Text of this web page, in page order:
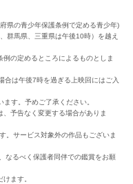
県の青少年保護条例で定める青少年)
群馬県、三重県は午後10時）を越え
の定めるところによるものとしま
合は午後7時を過ぎる上映回にはご入
す。予めご了承ください。
予告なく変更する場合がありま
。サービス対象外の作品もございま
るべく保護者同伴での鑑賞をお願
ます。